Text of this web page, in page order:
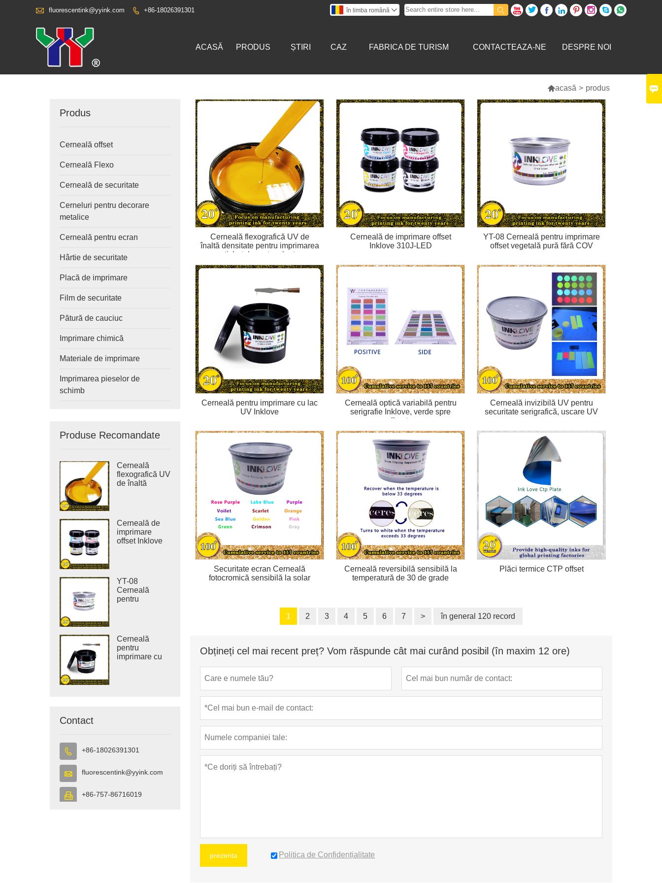
 fluorescentink@yyink.com  +86-18026391301        

în limba română 
ACASĂ PRODUS ȘTIRI CAZ FABRICA DE TURISM CONTACTEAZA-NE DESPRE NOI
acasă > produs
Produs
Cerneală offset
Cerneală Flexo
Cerneală de securitate
Cerneluri pentru decorare
metalice
Cerneală pentru ecran
Hârtie de securitate
Placă de imprimare
Film de securitate
Pătură de cauciuc
Imprimare chimică
Materiale de imprimare
Imprimarea pieselor de
schimb
Produse Recomandate
Cerneală
flexografică UV
de înaltă
etichetelor
autocolante
Cerneală de
imprimare
offset Inklove
YT-08
Cerneală
pentru
Cerneală
pentru
imprimare cu
Contact
 +86-18026391301
 fluorescentink@yyink.com
 +86-757-86716019
Cerneală flexografică UV de
înaltă densitate pentru imprimarea
etichetelor autocolante
Cerneală de imprimare offset
Inklove 310J-LED
YT-08 Cerneală pentru imprimare
offset vegetală pură fără COV
Cerneală pentru imprimare cu lac
UV Inklove
Cerneală optică variabilă pentru
serigrafie Inklove, verde spre
albastru
Cerneală invizibilă UV pentru
securitate serigrafică, uscare UV
Securitate ecran Cerneală
fotocromică sensibilă la solar
Cerneală reversibilă sensibilă la
temperatură de 30 de grade
Plăci termice CTP offset
1 2 3 4 5 6 7 > în general 120 record
Obțineți cel mai recent preț? Vom răspunde cât mai curând posibil (în maxim 12 ore)
prezenta Politica de Confidențialitate
